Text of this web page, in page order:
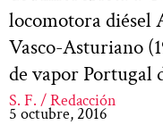
locomotora diésel
Vasco-Asturiano
de vapor Portugal
S. F. / Redacción
5 octubre, 2016